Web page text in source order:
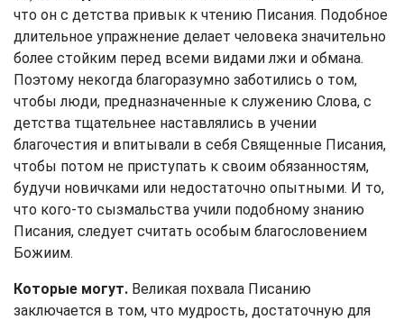
что он с детства привык к чтению Писания. Подобное
длительное упражнение делает человека значительно
более стойким перед всеми видами лжи и обмана.
Поэтому некогда благоразумно заботились о том,
чтобы люди, предназначенные к служению Слова, с
детства тщательнее наставлялись в учении
благочестия и впитывали в себя Священные Писания,
чтобы потом не приступать к своим обязанностям,
будучи новичками или недостаточно опытными. И то,
что кого-то сызмальства учили подобному знанию
Писания, следует считать особым благословением
Божиим.
Которые могут. Великая похвала Писанию
заключается в том, что мудрость, достаточную для